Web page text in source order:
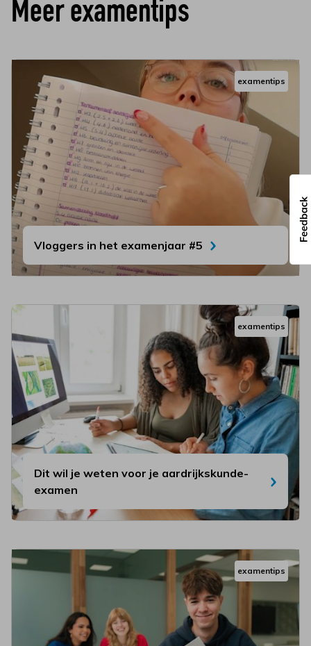
Meer examentips
examentips
Vloggers in het examenjaar #5
examentips
Dit wil je weten voor je aardrijkskunde-
examen
examentips